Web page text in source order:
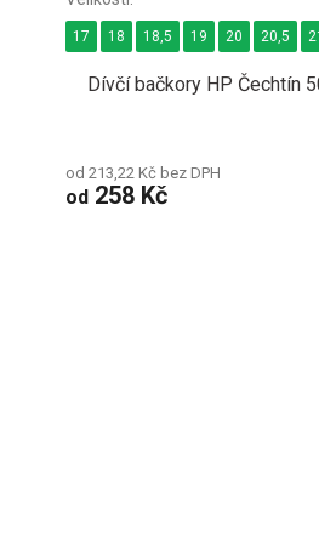
Dívčí bačkory HP Čechtín
od 213,22 Kč bez DPH
od 258 Kč
17 18 18,5 19 20 20,5